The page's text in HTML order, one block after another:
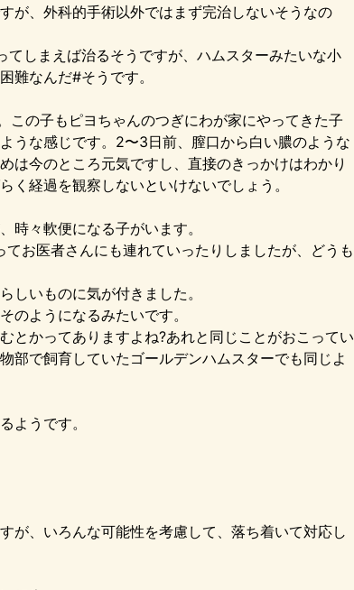
が、外科的手術以外ではまず完治しないそうなの
しまえば治るそうですが、ハムスターみたいな小
難なんだ#そうです。
の子もピヨちゃんのつぎにわが家にやってきた子
うな感じです。2〜3日前、膣口から白い膿のような
は今のところ元気ですし、直接のきっかけはわかり
く経過を観察しないといけないでしょう。
時々軟便になる子がいます。
お医者さんにも連れていったりしましたが、どうも
しいものに気が付きました。
のようになるみたいです。
とかってありますよね?あれと同じことがおこってい
部で飼育していたゴールデンハムスターでも同じよ
ようです。
が、いろんな可能性を考慮して、落ち着いて対応し